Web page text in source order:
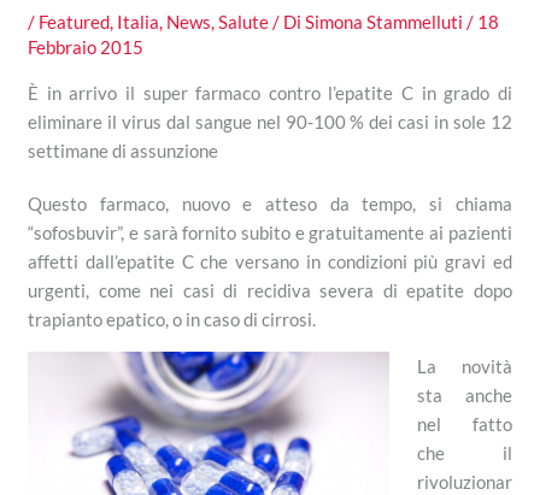
/ Featured, Italia, News,Salute/ DiSimona Stammelluti/ 18
Febbraio 2015
È in arrivo il super farmaco contro l’epatite C in grado di
eliminare il virus dal sangue nel 90-100 % dei casi in sole 12
settimane di assunzione
Questo farmaco, nuovo e atteso da tempo, si chiama
“sofosbuvir”, e sarà fornito subito e gratuitamente ai pazienti
affetti dall’epatite C che versano in condizioni più gravi ed
urgenti, come nei casi di recidiva severa di epatite dopo
trapianto epatico, o in caso di cirrosi.
La novità
sta anche
nel fatto
che il
rivoluzionar